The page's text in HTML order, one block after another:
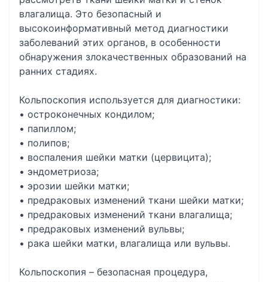
влагалища. Это безопасный и
высокоинформативный метод диагностики
заболеваний этих органов, в особенности
обнаружения злокачественных образований на
ранних стадиях.
Кольпоскопия используется для диагностики:
• остроконечных кондилом;
• папиллом;
• полипов;
• воспаления шейки матки (цервицита);
• эндометриоза;
• эрозии шейки матки;
• предраковых изменений ткани шейки матки;
• предраковых изменений ткани влагалища;
• предраковых изменений вульвы;
• рака шейки матки, влагалища или вульвы.
Кольпоскопия – безопасная процедура,